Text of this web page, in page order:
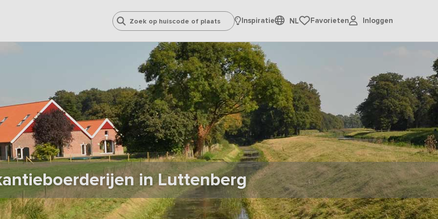
Inspiratie NL Favorieten Inloggen
in Luttenberg